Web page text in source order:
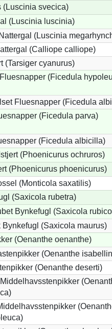
(Luscinia svecica)
(Luscinia luscinia)
(Luscinia
(Calliope calliope)
(Tarsiger cyanurus)
(Ficedula
Fluesnapper (Ficedula
(Ficedula parva)
(Ficedula albicilla)
(Phoenicurus ochruros)
(Phoenicurus phoenicurus)
(Monticola saxatilis)
(Saxicola rubetra)
Bynkefugl (Saxicola
Bynkefugl (Saxicola maurus)
(Oenanthe oenanthe)
(Oenanthe
(Oenanthe deserti)